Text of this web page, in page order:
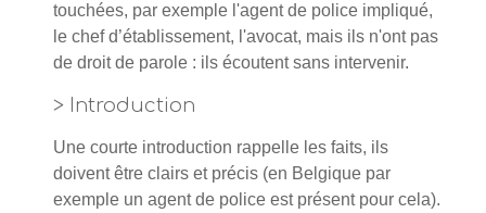
touchées, par exemple l'agent de police impliqué,
le chef d’établissement, l'avocat, mais ils n'ont pas
de droit de parole : ils écoutent sans intervenir.
> Introduction
Une courte introduction rappelle les faits, ils
doivent être clairs et précis (en Belgique par
exemple un agent de police est présent pour cela).